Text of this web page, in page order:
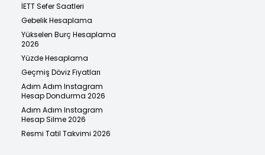
İETT Sefer Saatleri
Gebelik Hesaplama
Yükselen Burç Hesaplama
2026
Yüzde Hesaplama
Geçmiş Döviz Fiyatları
Adım Adım Instagram
Hesap Dondurma 2026
Adım Adım Instagram
Hesap Silme 2026
Resmi Tatil Takvimi 2026